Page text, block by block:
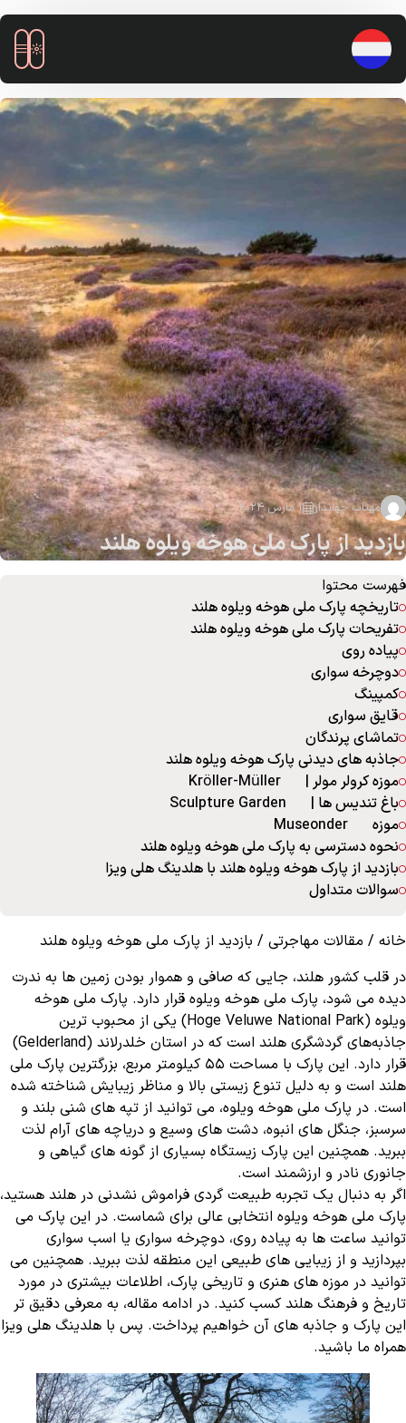
مهتاب جهاندار 1 مارس 2024
بازدید از پارک ملی هوخه ویلوه هلند
فهرست محتوا
تاریخچه پارک ملی هوخه ویلوه هلند
تفریحات پارک ملی هوخه ویلوه هلند
پیاده‌ روی
دوچرخه‌ سواری
کمپینگ
قایق سواری
تماشای پرندگان
جاذبه های دیدنی پارک هوخه ویلوه هلند
موزه کرولر مولر | Kröller-Müller
باغ تندیس ها | Sculpture Garden
موزه Museonder
نحوه دسترسی به پارک ملی هوخه ویلوه هلند
بازدید از پارک هوخه ویلوه هلند با هلدینگ هلی ویزا
سوالات متداول
خانه / مقالات مهاجرتی / بازدید از پارک ملی هوخه ویلوه هلند
در قلب کشور هلند، جایی که صافی و هموار بودن زمین‌ ها به ندرت
دیده می ‌شود، پارک ملی هوخه ویلوه قرار دارد. پارک ملی هوخه
ویلوه (Hoge Veluwe National Park) یکی از محبوب ‌ترین
جاذبه‌های گردشگری هلند است که در استان خلدرلاند (Gelderland)
قرار دارد. این پارک با مساحت 55 کیلومتر مربع، بزرگترین پارک ملی
هلند است و به دلیل تنوع زیستی بالا و مناظر زیبایش شناخته شده
است. در پارک ملی هوخه ویلوه، می ‌توانید از تپه ‌های شنی بلند و
سرسبز، جنگل‌ های انبوه، دشت‌ های وسیع و دریاچه‌ های آرام لذت
ببرید. همچنین این پارک زیستگاه بسیاری از گونه ‌های گیاهی و
جانوری نادر و ارزشمند است.
اگر به دنبال یک تجربه طبیعت‌ گردی فراموش نشدنی در هلند هستید،
پارک ملی هوخه ویلوه انتخابی عالی برای شماست. در این پارک می
‌توانید ساعت ‌ها به پیاده ‌روی، دوچرخه ‌سواری یا اسب سواری
بپردازید و از زیبایی ‌های طبیعی این منطقه لذت ببرید. همچنین می
‌توانید در موزه ‌های هنری و تاریخی پارک، اطلاعات بیشتری در مورد
تاریخ و فرهنگ هلند کسب کنید. در ادامه مقاله، به معرفی دقیق ‌تر
این پارک و جاذبه‌ های آن خواهیم پرداخت. پس با هلدینگ هلی ویزا
همراه ما باشید.